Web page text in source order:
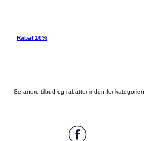
Rabat 10%
Se andre tilbud og rabatter inden for kategorien: